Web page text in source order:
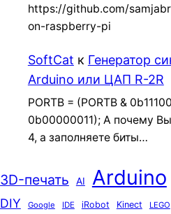
https://github.com/
on-raspberry-pi
SoftCat к Генератор
Arduino или ЦАП R-2R
PORTB = (PORTB &
0b00000011); А почему
4, а заполняете биты…
3D-печать AI Arduino
DIY Google IDE iRobot Kinect LEGO